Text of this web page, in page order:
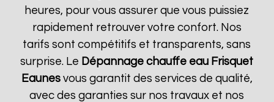
heures, pour vous assurer que vous puissiez
rapidement retrouver votre confort. Nos
tarifs sont compétitifs et transparents, sans
surprise. Le Dépannage chauffe eau Frisquet
Eaunesvous garantit des services de qualité,
avec des garanties sur nos travaux et nos